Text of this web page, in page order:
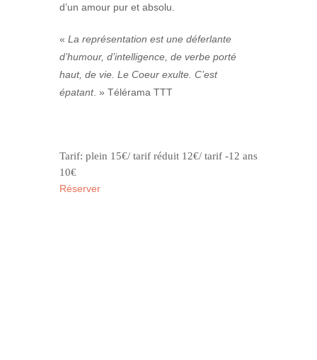
d’un amour pur et absolu.
« La représentation est une déferlante
d’humour, d’intelligence, de verbe porté
haut, de vie. Le Coeur exulte. C’est
épatant. » Télérama TTT
Tarif: plein 15€/ tarif réduit 12€/ tarif -12 ans
10€
Réserver